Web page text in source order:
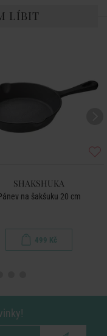
LÍBIT
SHAKSHUKA
na šakšuku 20 cm
499 Kč